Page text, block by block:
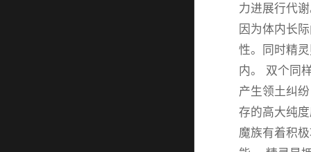
力进展行代
因为体内长
性。同时精
内。 双个同
产生领土纠
存的高大纯
魔族有着积